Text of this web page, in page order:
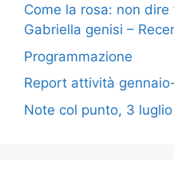
Come la rosa: non
Gabriella genisi –
Programmazione
Report attività
Note col punto, 3